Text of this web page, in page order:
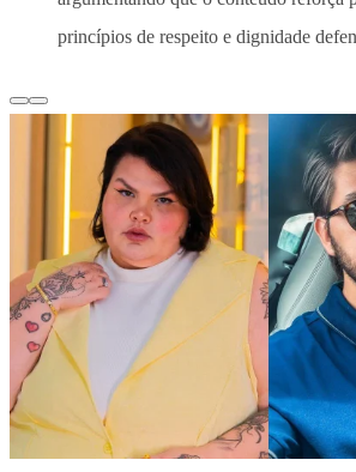
princípios de respeito e dignidade